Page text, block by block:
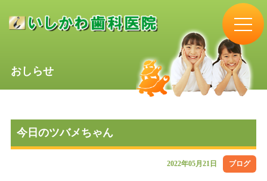
おしらせ
今日のツバメちゃん
2022年05月21日 ブログ